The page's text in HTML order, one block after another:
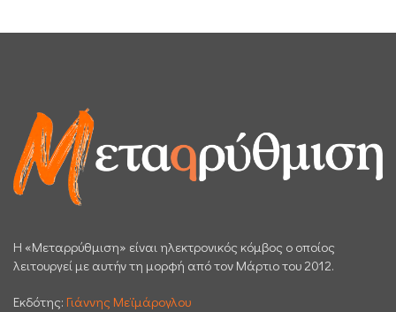
H «Μεταρρύθμιση» είναι ηλεκτρονικός κόμβος ο οποίος
λειτουργεί με αυτήν τη μορφή από τον Μάρτιο του 2012.
Εκδότης: Γιάννης Μεϊμάρογλου